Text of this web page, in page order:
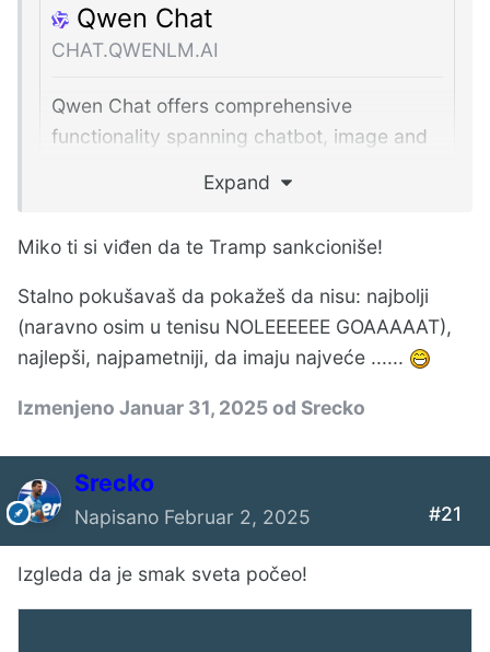
Qwen Chat
CHAT.QWENLM.AI
Qwen Chat offers comprehensive
functionality spanning chatbot, image and
document processing, web search
I on isto može da radi u lokalu.
GitHub - QwenLM/Qwen2.5: Qwen2.5 is the large language model series developed by Qwen team, Alibaba Cloud.
Expand
Miko ti si viđen da te Tramp sankcioniše!
Stalno pokušavaš da pokažeš da nisu: najbolji
(naravno osim u tenisu NOLEEEEEE GOAAAAAT),
najlepši, najpametniji, da imaju najveće ......
Izmenjeno Januar 31, 2025od Srecko
Srecko
Napisano Februar 2, 2025 #21
Izgleda da je smak sveta počeo!